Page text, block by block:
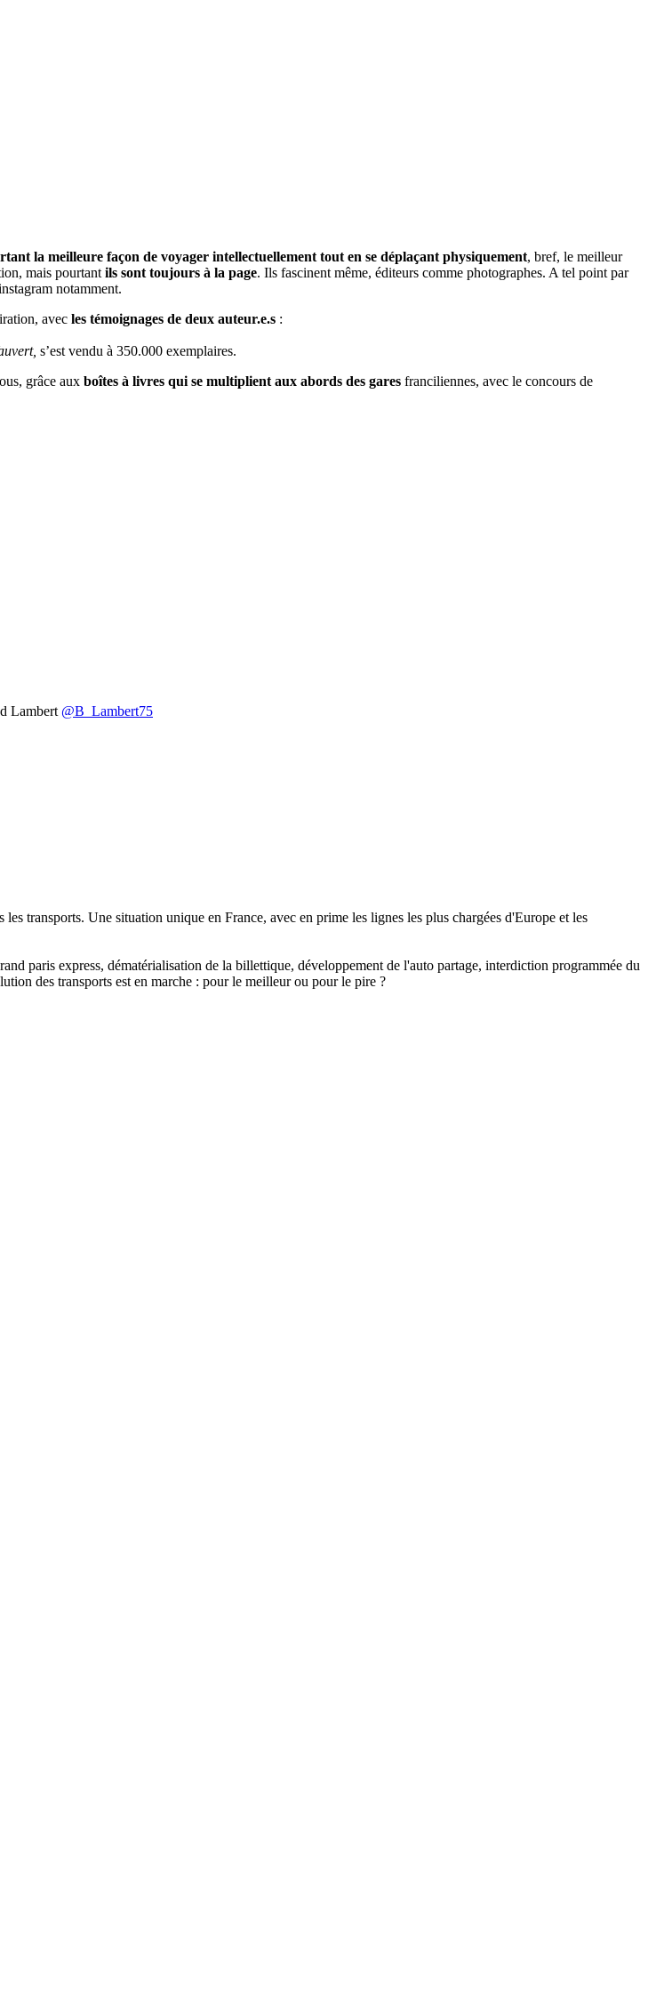
la meilleure façon de voyager intellectuellement tout en se déplaçant physiquement, bref, le meilleur
mais pourtant ils sont toujours à la page. Ils fascinent même, éditeurs comme photographes. A tel point par
notamment.
avec les témoignages de deux auteur.e.s :
s’est vendu à 350.000 exemplaires.
grâce aux boîtes à livres qui se multiplient aux abords des gares franciliennes, avec le concours de
Lambert @B_Lambert75
transports. Une situation unique en France, avec en prime les lignes les plus chargées d'Europe et les
paris express, dématérialisation de la billettique, développement de l'auto partage, interdiction programmée du
des transports est en marche : pour le meilleur ou pour le pire ?